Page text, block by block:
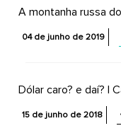
A montanha russa
04 de junho de 2019
Dólar caro? e daí? |
15 de junho de 2018